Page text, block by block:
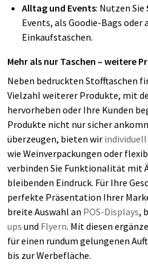
Alltag und Events: Nutzen Sie
Events, als Goodie-Bags oder
Einkaufstaschen.
Mehr als nur Taschen – weitere
Neben bedruckten Stofftaschen
Vielzahl weiterer Produkte, mit
hervorheben oder Ihre Kunden
Produkte nicht nur sicher
überzeugen, bieten wir
wie Weinverpackungen oder
verbinden Sie Funktionalität mit
bleibenden Eindruck. Für Ihre
perfekte Präsentation Ihrer
breite Auswahl an POS-Displays,
ups und Flyern. Mit diesen
für einen rundum gelungenen
bis zur Werbefläche.